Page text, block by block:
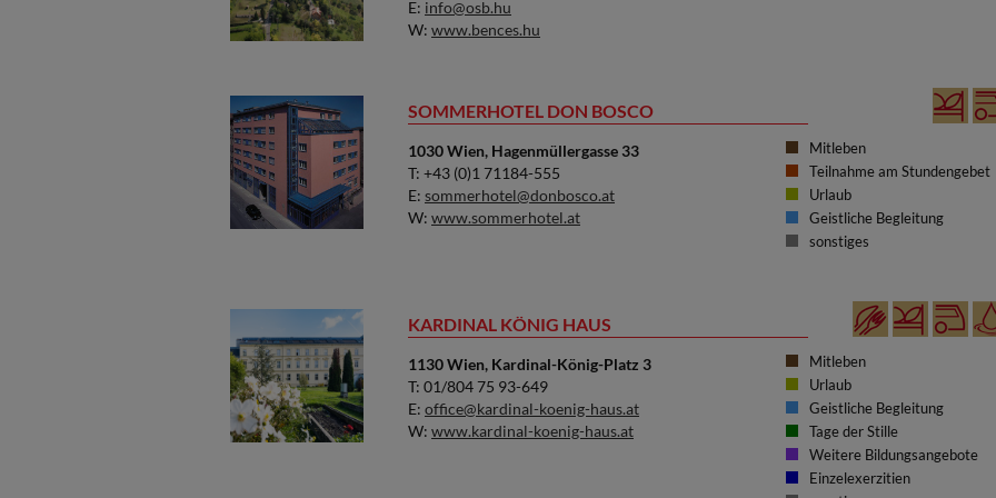
E: info@osb.hu
W: www.bences.hu
SOMMERHOTEL DON BOSCO
1030 Wien, Hagenmüllergasse 33
T: +43 (0)1 71184-555
E: sommerhotel@donbosco.at
W: www.sommerhotel.at
Mitleben
Teilnahme am Stundengebet
Urlaub
Geistliche Begleitung
sonstiges
KARDINAL KÖNIG HAUS
1130 Wien, Kardinal-König-Platz 3
T: 01/804 75 93-649
E: office@kardinal-koenig-haus.at
W: www.kardinal-koenig-haus.at
Mitleben
Urlaub
Geistliche Begleitung
Tage der Stille
Weitere Bildungsangebote
Einzelexerzitien